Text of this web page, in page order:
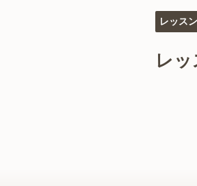
レッス
レ